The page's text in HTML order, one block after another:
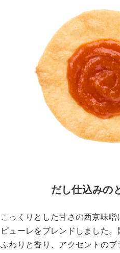
だし仕込みの
こっくりとした甘さの西京味
ピューレをブレンドしました
ふわりと香り、アクセントの